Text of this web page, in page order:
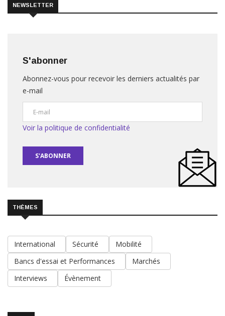
NEWSLETTER
S'abonner
Abonnez-vous pour recevoir les derniers actualités par
e-mail
Voir la politique de confidentialité
S'ABONNER
THÈMES
International Sécurité
Mobilité
Bancs d'essai et Performances
Marchés
Interviews
Évènement